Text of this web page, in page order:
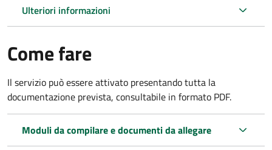
Ulteriori informazioni
Come fare
Il servizio può essere attivato presentando tutta la
documentazione prevista, consultabile in formato PDF.
Moduli da compilare e documenti da allegare